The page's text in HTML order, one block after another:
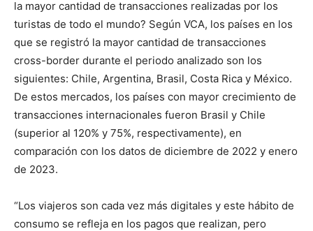
la mayor cantidad de transacciones realizadas por los
turistas de todo el mundo? Según VCA, los países en los
que se registró la mayor cantidad de transacciones
cross-border durante el periodo analizado son los
siguientes: Chile, Argentina, Brasil, Costa Rica y México.
De estos mercados, los países con mayor crecimiento de
transacciones internacionales fueron Brasil y Chile
(superior al 120% y 75%, respectivamente), en
comparación con los datos de diciembre de 2022 y enero
de 2023.
“Los viajeros son cada vez más digitales y este hábito de
consumo se refleja en los pagos que realizan, pero